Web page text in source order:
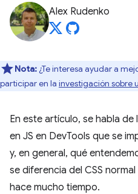
Alex Rudenko
Nota: ¿Te interesa ayudar a
participar en la investigación sobre
En este artículo, se habla
en JS en DevTools que se
y, en general, qué
se diferencia del CSS
hace mucho tiempo.